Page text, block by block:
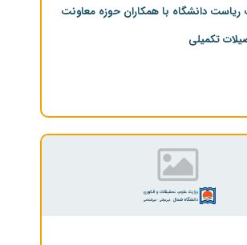
دانشگاه با همکاران حوزه معاونت
تکمیلی